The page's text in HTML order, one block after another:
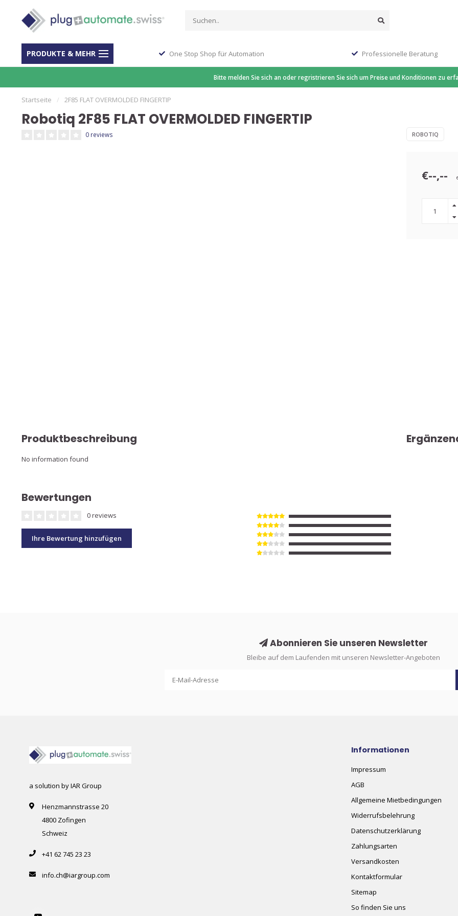
PRODUKTE & MEHR
40 Jahre Erfahrung One Stop Shop für Automation Professionelle Beratung
Bitte melden Sie sich an oder regristrieren Sie sich um Preise und Konditionen zu
Startseite / 2F85 FLAT OVERMOLDED FINGERTIP
Robotiq 2F85 FLAT OVERMOLDED FINGERTIP
0 reviews ROBOTIQ
€--,--
Produktbeschreibung
No information found
Bewertungen
0 reviews
Ihre Bewertung hinzufügen
Abonnieren Sie unseren Newsletter
Bleibe auf dem Laufenden mit unseren Newsletter-Angeboten
a solution by IAR Group
Henzmannstrasse 20
4800 Zofingen
Schweiz
+41 62 745 23 23
info.ch@iargroup.com
Informationen
Impressum
AGB
Allgemeine Mietbedingungen
Widerrufsbelehrung
Datenschutzerklärung
Zahlungsarten
Versandkosten
Kontaktformular
Sitemap
So finden Sie uns